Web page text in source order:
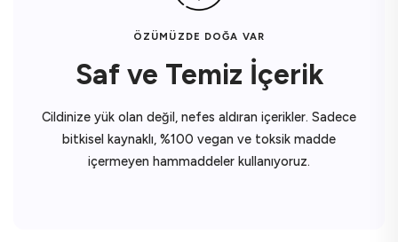
ÖZÜMÜZDE DOĞA VAR
Saf ve Temiz İçerik
Cildinize yük olan değil, nefes aldıran içerikler. Sadece
bitkisel kaynaklı, %100 vegan ve toksik madde
içermeyen hammaddeler kullanıyoruz.